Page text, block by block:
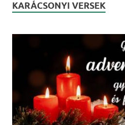
KARÁCSONYI VERSEK